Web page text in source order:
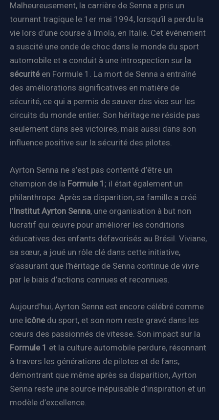
Malheureusement, la carrière de Senna a pris un
tournant tragique le 1er mai 1994, lorsqu’il a perdu la
vie lors d’une course à Imola, en Italie. Cet événement
a suscité une onde de choc dans le monde du sport
automobile et a conduit à une introspection sur la
sécuritéen Formule 1. La mort de Senna a entraîné
des améliorations significatives en matière de
sécurité, ce qui a permis de sauver des vies sur les
circuits du monde entier. Son héritage ne réside pas
seulement dans ses victoires, mais aussi dans son
influence positive sur la sécurité des pilotes.
Ayrton Senna ne s’est pas contenté d’être un
champion de la Formule 1 ; il était également un
philanthrope. Après sa disparition, sa famille a créé
l’Institut Ayrton Senna, une organisation à but non
lucratif qui œuvre pour améliorer les conditions
éducatives des enfants défavorisés au Brésil. Viviane,
sa sœur, a joué un rôle clé dans cette initiative,
s’assurant que l’héritage de Senna continue de vivre
par le biais d’actions connues et reconnues.
Aujourd’hui, Ayrton Senna est encore célébré comme
une icônedu sport, et son nom reste gravé dans les
cœurs des passionnés de vitesse. Son impact sur la
Formule 1 et la culture automobile perdure, résonnant
à travers les générations de pilotes et de fans,
démontrant que même après sa disparition, Ayrton
Senna reste une source inépuisable d’inspiration et un
modèle d’excellence.